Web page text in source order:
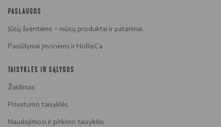
PASLAUGOS
Jūsų šventėms – mūsų produktai ir patarimai
Pasiūlymai įmonėms ir HoReCa
TAISYKLĖS IR SĄLYGOS
Žaidimas
Privatumo taisyklės
Naudojimosi ir pirkimo taisyklės